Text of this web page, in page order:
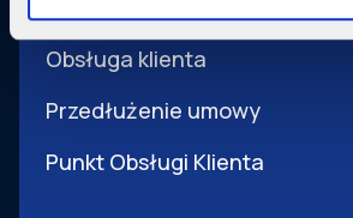
Obsługa klienta
Przedłużenie umowy
Punkt Obsługi Klienta